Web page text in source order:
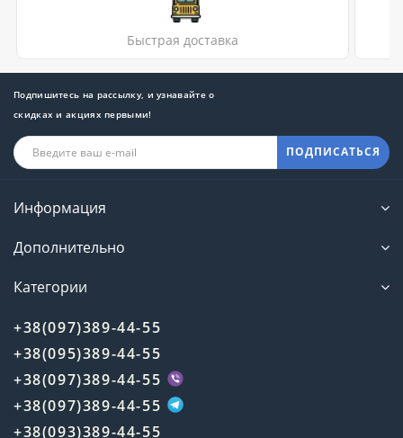
Быстрая доставка
Подпишитесь на рассылку, и узнавайте о
скидках и акциях первыми!
ПОДПИСАТЬСЯ
Информация
Дополнительно
Категории
+38(097)389-44-55
+38(095)389-44-55
+38(097)389-44-55
+38(097)389-44-55
+38(093)389-44-55